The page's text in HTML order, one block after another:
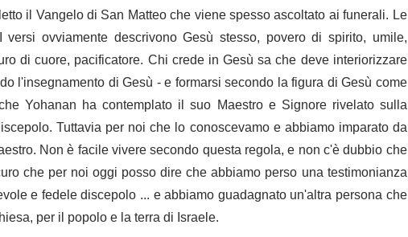
il Vangelo di San Matteo che viene spesso ascoltato ai funerali. Le
ovviamente descrivono Gesù stesso, povero di spirito, umile,
di cuore, pacificatore. Chi crede in Gesù sa che deve interiorizzare
l'insegnamento di Gesù - e formarsi secondo la figura di Gesù come
Yohanan ha contemplato il suo Maestro e Signore rivelato sulla
Tuttavia per noi che lo conoscevamo e abbiamo imparato da
Non è facile vivere secondo questa regola, e non c'è dubbio che
che per noi oggi posso dire che abbiamo perso una testimonianza
e fedele discepolo ... e abbiamo guadagnato un'altra persona che
per il popolo e la terra di Israele.